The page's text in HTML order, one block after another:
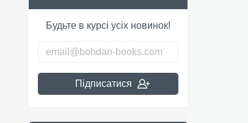
Будьте в курсі усіх новинок!
Підписатися